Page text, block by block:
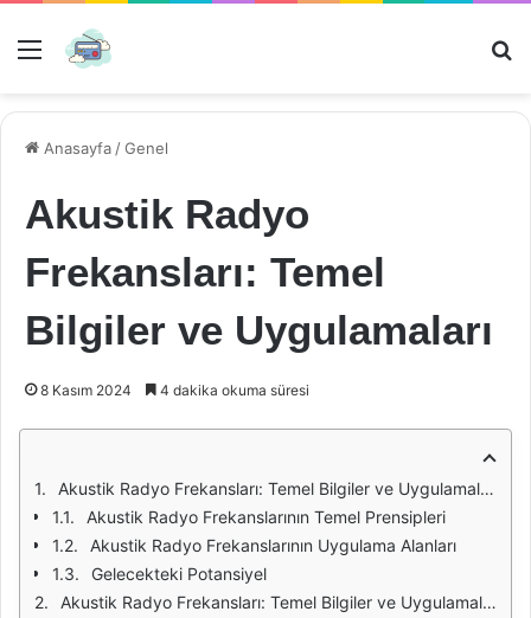
Menü
Anasayfa /Genel
Akustik Radyo
Frekansları: Temel
Bilgiler ve Uygulamaları
8 Kasım 2024 4 dakika okuma süresi
Akustik Radyo Frekansları: Temel Bilgiler ve Uygulamaları
Akustik Radyo Frekanslarının Temel Prensipleri
Akustik Radyo Frekanslarının Uygulama Alanları
Gelecekteki Potansiyel
Akustik Radyo Frekansları: Temel Bilgiler ve Uygulamaları